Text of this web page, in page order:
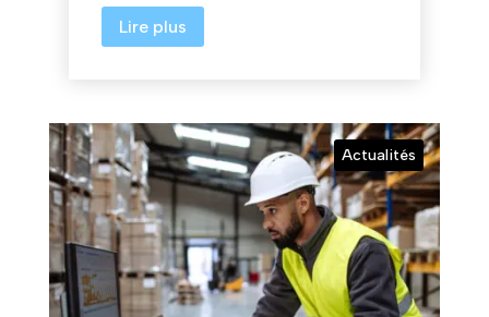
Lire plus
Actualités